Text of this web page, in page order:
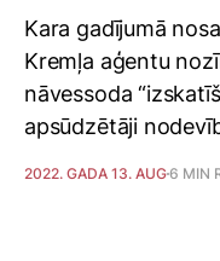
Kara gadījumā
Kremļa aģentu
nāvessoda
apsūdzētāji
2022. GADA 13. AUG6 MIN